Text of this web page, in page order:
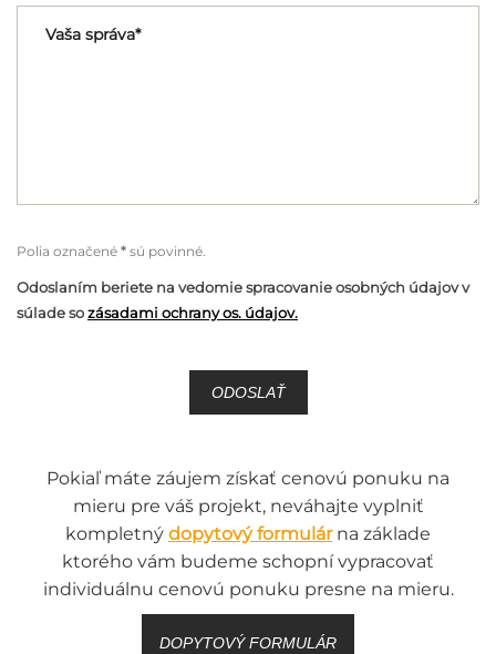
Polia označené * sú povinné.
Odoslaním beriete na vedomie spracovanie osobných údajov v
súlade sozásadami ochrany os. údajov.
Pokiaľ máte záujem získať cenovú ponuku na
mieru pre váš projekt, neváhajte vyplniť
kompletný dopytový formulárna základe
ktorého vám budeme schopní vypracovať
individuálnu cenovú ponuku presne na mieru.
DOPYTOVÝ FORMULÁR